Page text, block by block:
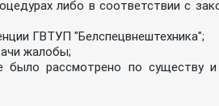
либо в соответствии с
ГВТУП "Белспецвнештехника";
жалобы;
было рассмотрено по существу